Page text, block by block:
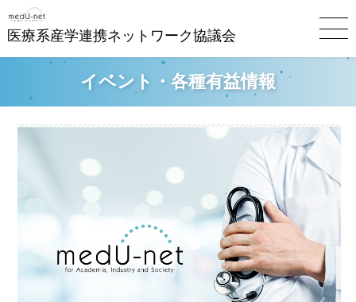
医療系産学連携ネットワーク協議会
イベント・各種有益情報